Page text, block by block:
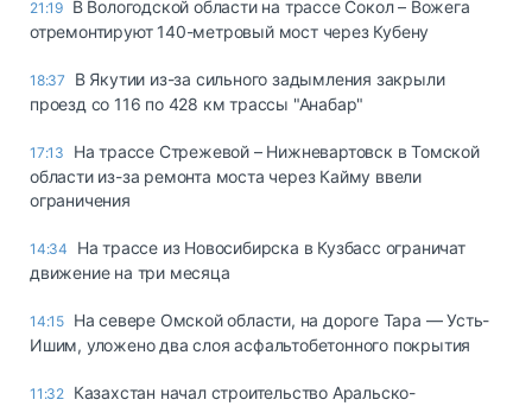
21:19 В Вологодской области на трассе Сокол – Вожега
отремонтируют 140-метровый мост через Кубену
18:37
В Якутии из-за сильного задымления закрыли
проезд со 116 по 428 км трассы "Анабар"
17:13
На трассе Стрежевой – Нижневартовск в Томской
области из-за ремонта моста через Кайму ввели
ограничения
14:34
На трассе из Новосибирска в Кузбасс ограничат
движение на три месяца
14:15 На севере Омской области, на дороге Тара — Усть-
Ишим, уложено два слоя асфальтобетонного покрытия
11:32 Казахстан начал строительство Аральско-